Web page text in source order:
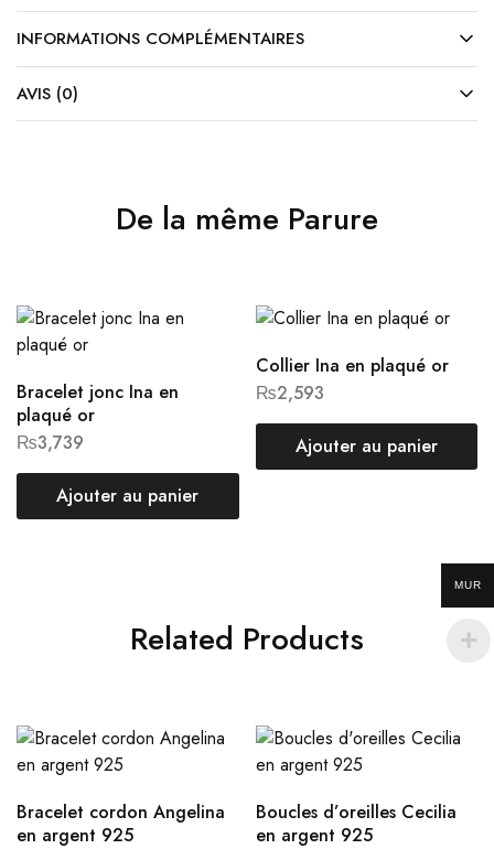
INFORMATIONS COMPLÉMENTAIRES
AVIS (0)
De la même Parure
Bracelet jonc Ina en
plaqué or
₨3,739
Ajouter au panier
Collier Ina en plaqué or
₨2,593
Ajouter au panier
Related Products
Bracelet cordon Angelina
en argent 925
Boucles d’oreilles Cecilia
en argent 925
MUR